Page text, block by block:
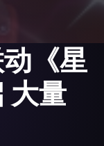
《星
大量